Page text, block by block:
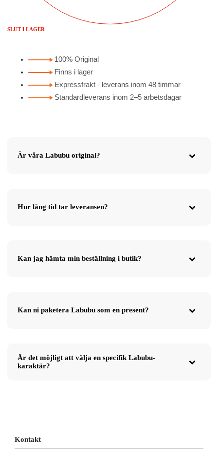
SLUT I LAGER
100% Original
Finns i lager
Expressfrakt - leverans inom 48 timmar
Standardleverans inom 2–5 arbetsdagar
Är våra Labubu original?
Hur lång tid tar leveransen?
Kan jag hämta min beställning i butik?
Kan ni paketera Labubu som en present?
Är det möjligt att välja en specifik Labubu-
karaktär?
Kontakt